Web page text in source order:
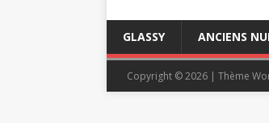
GLASSY ANCIENS
Copyright © 2026 | Thème